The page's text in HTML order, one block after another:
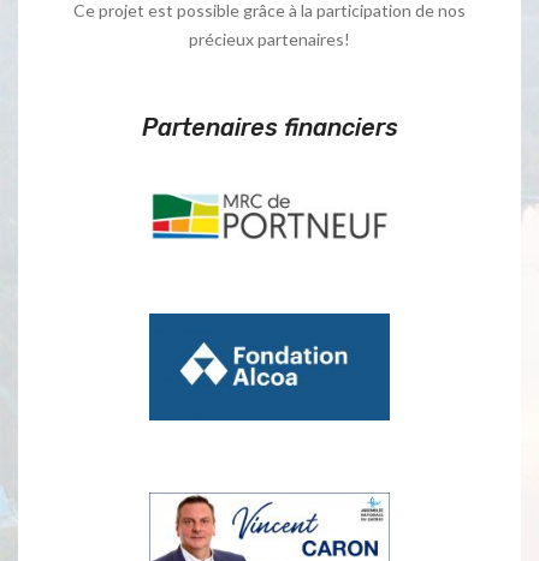
Ce projet est possible grâce à la participation de nos
précieux partenaires!
Partenaires financiers